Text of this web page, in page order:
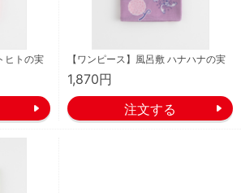
ヒトの実 【ワンピース】風呂敷 ハナハナの実
1,870円